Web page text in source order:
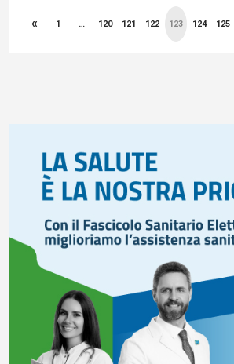
degli
« 1 … 120 121 122 123 124 125